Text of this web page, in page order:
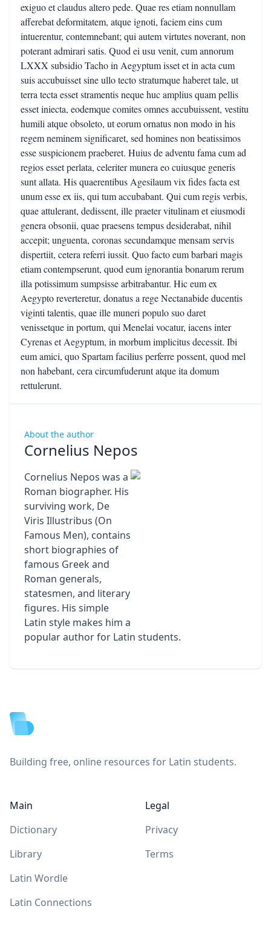
exiguo et claudus altero pede. Quae res etiam nonnullam
afferebat deformitatem, atque ignoti, faciem eins cum
intuerentur, contemnebant; qui autem virtutes noverant, non
poterant admirari satis. Quod ei usu venit, cum annorum
LXXX subsidio Tacho in Aegyptum isset et in acta cum
suis accubuisset sine ullo tecto stratumque haberet tale, ut
terra tecta esset stramentis neque huc amplius quam pellis
esset iniecta, eodemque comites omnes accubuissent, vestitu
humili atque obsoleto, ut eorum ornatus non modo in his
regem neminem significaret, sed homines non beatissimos
esse suspicionem praeberet. Huius de adventu fama cum ad
regios esset perlata, celeriter munera eo cuiusque generis
sunt allata. His quaerentibus Agesilaum vix fides facta est
unum esse ex iis, qui tum accubabant. Qui cum regis verbis,
quae attulerant, dedissent, ille praeter vitulinam et eiusmodi
genera obsonii, quae praesens tempus desiderabat, nihil
accepit; unguenta, coronas secundamque mensam servis
dispertiit, cetera referri iussit. Quo facto eum barbari magis
etiam contempserunt, quod eum ignorantia bonarum rerum
illa potissimum sumpsisse arbitrabantur. Hic eum ex
Aegypto reverteretur, donatus a rege Nectanabide ducentis
viginti talentis, quae ille muneri populo suo daret
venissetque in portum, qui Menelai vocatur, iacens inter
Cyrenas et Aegyptum, in morbum implicitus decessit. Ibi
eum amici, quo Spartam facilius perferre possent, quod mel
non habebant, cera circumfuderunt atque ita domum
rettulerunt.
About the author
Cornelius Nepos
Cornelius Nepos was a
Roman biographer. His
surviving work, De
Viris Illustribus (On
Famous Men), contains
short biographies of
famous Greek and
Roman generals,
statesmen, and literary
figures. His simple
Latin style makes him a
popular author for Latin students.
Building free, online resources for Latin students.
Main
Dictionary
Library
Latin Wordle
Latin Connections
Legal
Privacy
Terms